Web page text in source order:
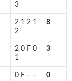
3
2 1 2 1
2
8
2 0 F 0
1
3
0 F – –
0